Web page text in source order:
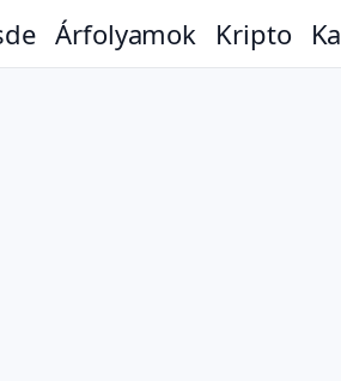
Árfolyamok Kripto